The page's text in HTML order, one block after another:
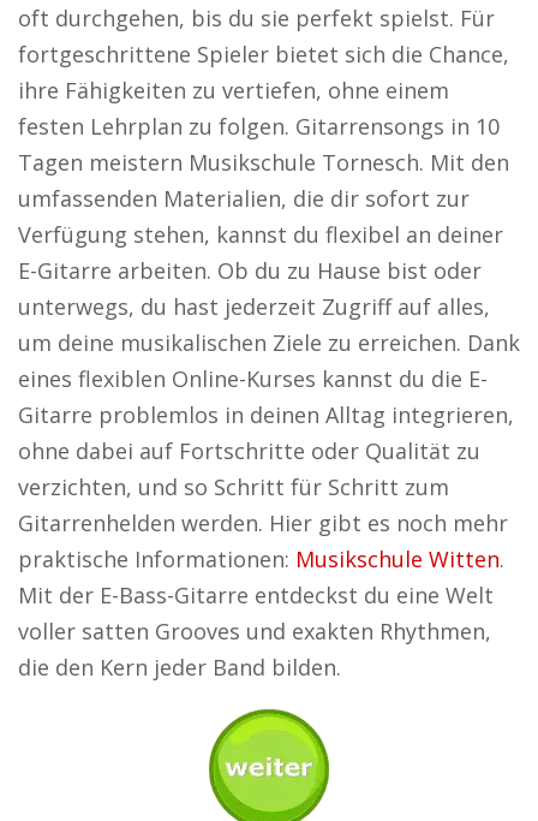
oft durchgehen, bis du sie perfekt spielst. Für
fortgeschrittene Spieler bietet sich die Chance,
ihre Fähigkeiten zu vertiefen, ohne einem
festen Lehrplan zu folgen. Gitarrensongs in 10
Tagen meistern Musikschule Tornesch. Mit den
umfassenden Materialien, die dir sofort zur
Verfügung stehen, kannst du flexibel an deiner
E-Gitarre arbeiten. Ob du zu Hause bist oder
unterwegs, du hast jederzeit Zugriff auf alles,
um deine musikalischen Ziele zu erreichen. Dank
eines flexiblen Online-Kurses kannst du die E-
Gitarre problemlos in deinen Alltag integrieren,
ohne dabei auf Fortschritte oder Qualität zu
verzichten, und so Schritt für Schritt zum
Gitarrenhelden werden. Hier gibt es noch mehr
praktische Informationen: Musikschule Witten.
Mit der E-Bass-Gitarre entdeckst du eine Welt
voller satten Grooves und exakten Rhythmen,
die den Kern jeder Band bilden.